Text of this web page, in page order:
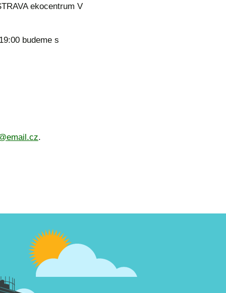
ekocentrum V
budeme s
.